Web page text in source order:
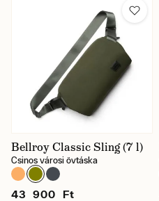
Bellroy Classic Sling (7 l)
Csinos városi övtáska
43 900 Ft